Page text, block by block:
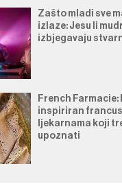
Zašto mladi sve
izlaze: Jesu li
izbjegavaju
French Farmacie:
inspiriran
ljekarnama koji
upoznati